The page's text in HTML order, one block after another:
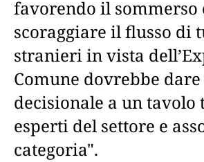
favorendo il sommerso
scoraggiare il flusso di
stranieri in vista
Comune dovrebbe
decisionale a un tavolo
esperti del settore e
categoria".